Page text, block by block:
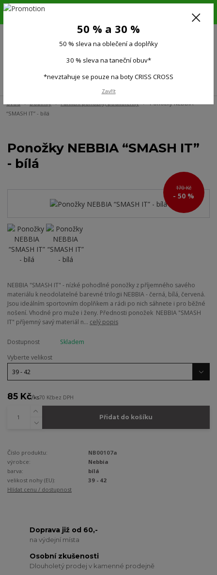
6.-16.8.26. DOVOLENÁ !!! 50 % SLEVA na všechno oblečení a doplňky !!!
(Po-Pá 9:00-15.00)
Úvod Doplňky Funkční ponožky, podkolenky
Ponožky NEBBIA
“SMASH IT” - bílá
Ponožky NEBBIA “SMASH IT”
- bílá
170 Kč
- 50 %
NEBBIA "SMASH IT" - nízké pohodlné ponožky z příjemného savého
materiálu k neodolatelné barevné trilogii NEBBIA - černá, bílá, červená.
Jsou ideálním sportovním doplňkem a rádi po nich sáhnete i pro běžné
nošení. Vhodné pro muže i ženy. Přednosti ponožek NEBBIA "SMASH
IT" příjemný savý materiál n... celý popis
Dostupnost
Skladem
Vyberte velikost
85 Kč/ks70 Kčbez DPH
Přidat do košíku
Číslo produktu:
NB00107a
výrobce:
Nebbia
barva:
bílá
velikost nohy (EU):
39 - 42
Hlídat cenu / dostupnost
Doprava již od 60,-
na výdejní místa
Osobní zkušenosti
Dlouholetý prodej v kamenné prodejně
50 % a 30 %
50 % sleva na oblečení a doplňky
30 % sleva na taneční obuv*
*nevztahuje se pouze na boty CRISS CROSS
Zavřít